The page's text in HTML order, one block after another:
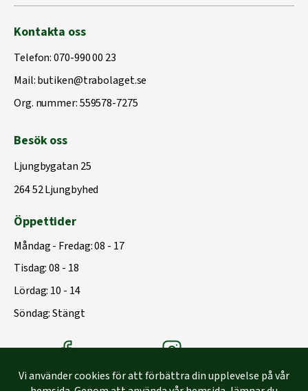
Kontakta oss
Telefon:070-990 00 23
Mail:butiken@trabolaget.se
Org. nummer: 559578-7275
Besök oss
Ljungbygatan 25
264 52 Ljungbyhed
Öppettider
Måndag - Fredag: 08 - 17
Tisdag: 08 - 18
Lördag: 10 - 14
Söndag: Stängt
Träbolagets FacebookTräbolagets instagram